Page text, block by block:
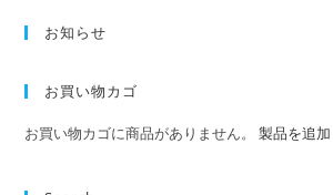
お知らせ
お買い物カゴ
お買い物カゴに商品がありません。製品を追加